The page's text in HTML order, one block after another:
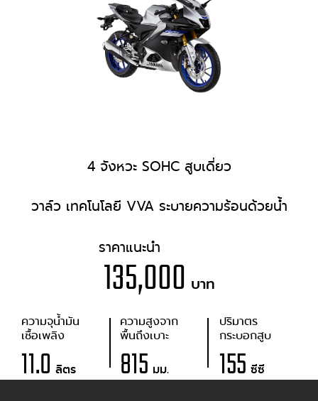
4 จังหวะ SOHC สูบเดี่ยว
วาล์ว เทคโนโลยี VVA ระบายความร้อนด้วยน้ำ
ราคาแนะนำ
135,000 บาท
ความจุน้ำมัน
เชื้อเพลิง
11.0 ลิตร
ความสูงจาก
พื้นถึงเบาะ
815 มม.
ปริมาตร
กระบอกสูบ
155 ซีซี